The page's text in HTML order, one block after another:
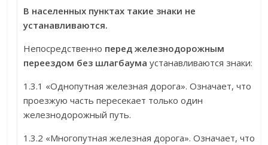
В населенных пунктах такие знаки не
устанавливаются.
Непосредственно перед железнодорожным
переездом без шлагбаума устанавливаются знаки:
1.3.1 «Однопутная железная дорога». Означает, что
проезжую часть пересекает только один
железнодорожный путь.
1.3.2 «Многопутная железная дорога». Означает, что